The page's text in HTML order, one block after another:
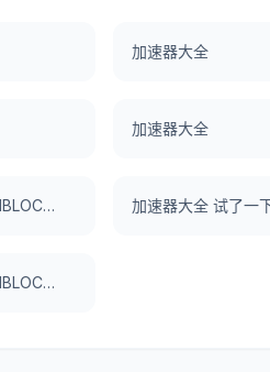
加速器大全
加速器大全
加速器大全 试了一下UNBLOCKCN，真好用。
加速器大全 试了一下UNBLOCKCN，真好用。